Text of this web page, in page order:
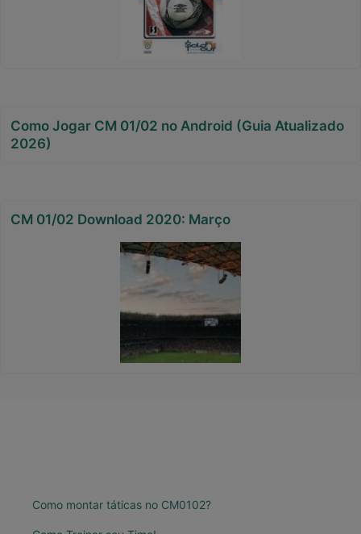
Como Jogar CM 01/02 no Android (Guia Atualizado
2026)
CM 01/02 Download 2020: Março
Como montar táticas no CM0102?